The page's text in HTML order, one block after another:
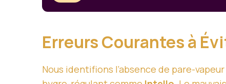
Erreurs Courantes à
Nous identifions l’absence de pare-